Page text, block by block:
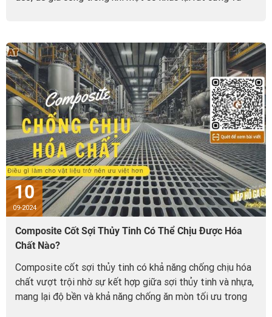
10
09-2024
Composite Cốt Sợi Thủy Tinh Có Thể Chịu Được Hóa
Chất Nào?
Composite cốt sợi thủy tinh có khả năng chống chịu hóa
chất vượt trội nhờ sự kết hợp giữa sợi thủy tinh và nhựa,
mang lại độ bền và khả năng chống ăn mòn tối ưu trong